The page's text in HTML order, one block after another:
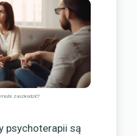
zaszkodzić?
psychoterapii są